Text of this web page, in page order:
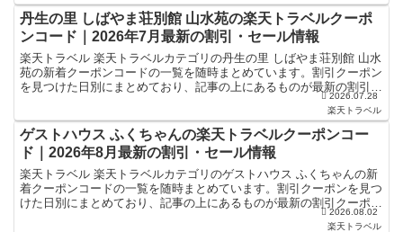
丹生の里 しばやま荘別館 山水苑の楽天トラベルクーポ
ンコード｜2026年7月最新の割引・セール情報
楽天トラベル 楽天トラベルカテゴリの丹生の里 しばやま荘別館 山水
苑の新着クーポンコードの一覧を随時まとめています。割引クーポン
を見つけた日別にまとめており、記事の上にあるものが最新の割引ク
ーポンになります。ホテル・旅館宿泊の予約などで使え...
2026.07.28
楽天トラベル
ゲストハウス ふくちゃんの楽天トラベルクーポンコー
ド｜2026年8月最新の割引・セール情報
楽天トラベル 楽天トラベルカテゴリのゲストハウス ふくちゃんの新
着クーポンコードの一覧を随時まとめています。割引クーポンを見つ
けた日別にまとめており、記事の上にあるものが最新の割引クーポン
になります。ホテル・旅館宿泊の予約などで使えるクーポ...2026.08.02
楽天トラベル